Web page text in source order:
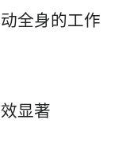
全身的工作
显著